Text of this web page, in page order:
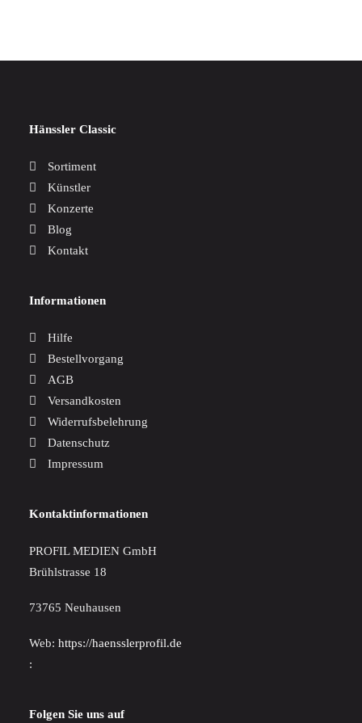
Hänssler Classic
Sortiment
Künstler
Konzerte
Blog
Kontakt
Informationen
Hilfe
Bestellvorgang
AGB
Versandkosten
Widerrufsbelehrung
Datenschutz
Impressum
Kontaktinformationen
PROFIL MEDIEN GmbH
Brühlstrasse 18
73765 Neuhausen
Web: https://haensslerprofil.de
:
Folgen Sie uns auf